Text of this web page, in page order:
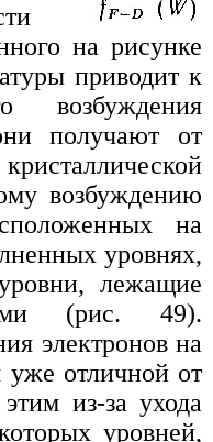
на рисунке
приводит к
возбуждения
получают от
возбуждению
на
уровнях,
лежащие
(рис. 49).
электронов на
уже отличной от
из-за ухода
уровней,